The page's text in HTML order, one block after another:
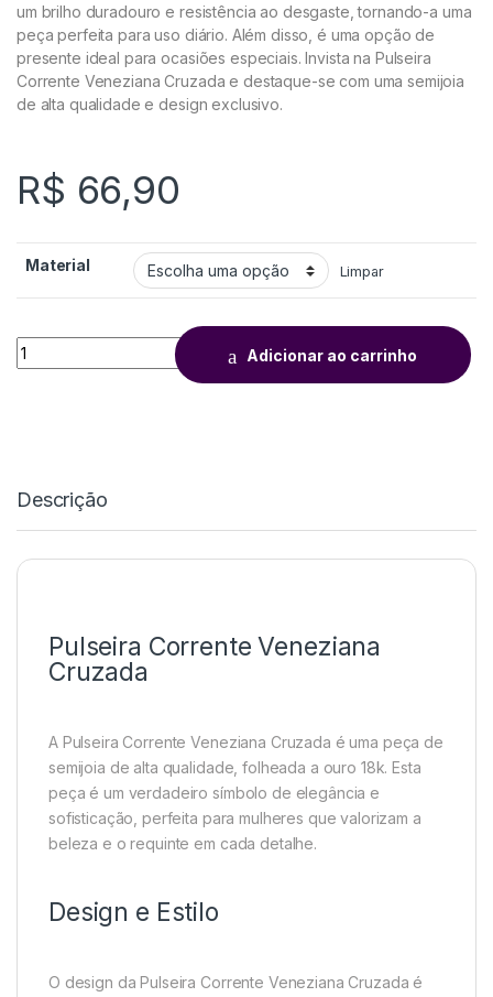
um brilho duradouro e resistência ao desgaste, tornando-a uma
peça perfeita para uso diário. Além disso, é uma opção de
presente ideal para ocasiões especiais. Invista na Pulseira
Corrente Veneziana Cruzada e destaque-se com uma semijoia
de alta qualidade e design exclusivo.
R$ 66,90
Material Limpar
Adicionar ao carrinho
Descrição
Pulseira Corrente Veneziana
Cruzada
A Pulseira Corrente Veneziana Cruzada é uma peça de
semijoia de alta qualidade, folheada a ouro 18k. Esta
peça é um verdadeiro símbolo de elegância e
sofisticação, perfeita para mulheres que valorizam a
beleza e o requinte em cada detalhe.
Design e Estilo
O design da Pulseira Corrente Veneziana Cruzada é